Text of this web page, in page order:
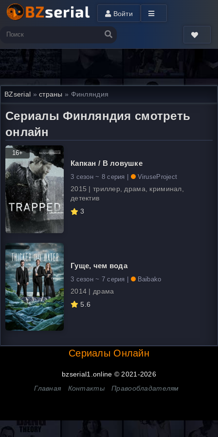
Войти
BZserial »страны » Финляндия
Сериалы Финляндия смотреть
онлайн
16+
Капкан / В ловушке
3 сезон ~ 8 серия | ViruseProject
2015 | триллер, драма, криминал,
детектив
3
Гуще, чем вода
3 сезон ~ 7 серия | Baibako
2014 | драма
5.6
Сериалы Онлайн
bzserial1.online © 2021-2026
Главная
Контакты Правообладателям